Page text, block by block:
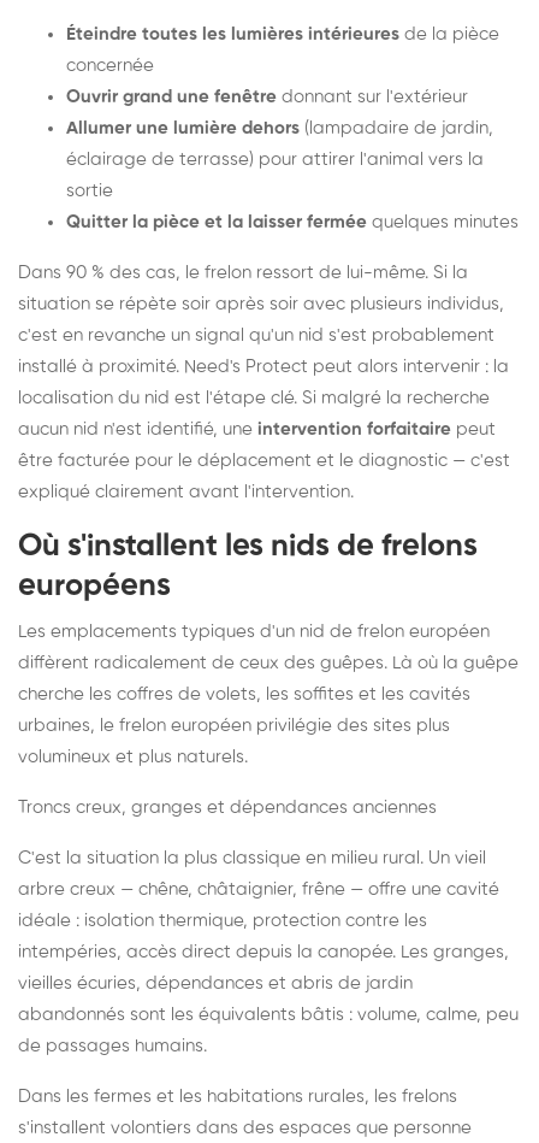
Éteindre toutes les lumières intérieures de la pièce
concernée
Ouvrir grand une fenêtre donnant sur l'extérieur
Allumer une lumière dehors (lampadaire de jardin,
éclairage de terrasse) pour attirer l'animal vers la
sortie
Quitter la pièce et la laisser fermée quelques minutes
Dans 90 % des cas, le frelon ressort de lui-même. Si la
situation se répète soir après soir avec plusieurs individus,
c'est en revanche un signal qu'un nid s'est probablement
installé à proximité. Need's Protect peut alors intervenir : la
localisation du nid est l'étape clé. Si malgré la recherche
aucun nid n'est identifié, une intervention forfaitaire peut
être facturée pour le déplacement et le diagnostic — c'est
expliqué clairement avant l'intervention.
Où s'installent les nids de frelons
européens
Les emplacements typiques d'un nid de frelon européen
diffèrent radicalement de ceux des guêpes. Là où la guêpe
cherche les coffres de volets, les soffites et les cavités
urbaines, le frelon européen privilégie des sites plus
volumineux et plus naturels.
Troncs creux, granges et dépendances anciennes
C'est la situation la plus classique en milieu rural. Un vieil
arbre creux — chêne, châtaignier, frêne — offre une cavité
idéale : isolation thermique, protection contre les
intempéries, accès direct depuis la canopée. Les granges,
vieilles écuries, dépendances et abris de jardin
abandonnés sont les équivalents bâtis : volume, calme, peu
de passages humains.
Dans les fermes et les habitations rurales, les frelons
s'installent volontiers dans des espaces que personne